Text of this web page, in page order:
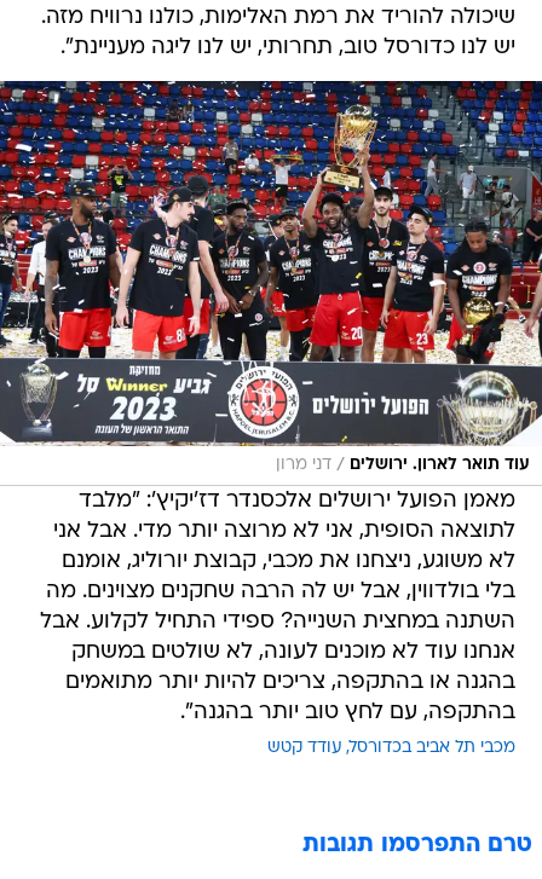
שיכולה להוריד את רמת האלימות, כולנו נרוויח מזה.
יש לנו כדורסל טוב, תחרותי, יש לנו ליגה מעניינת".
עוד תואר לארון. ירושלים / דני מרון
מאמן הפועל ירושלים אלכסנדר דז'יקיץ': "מלבד
לתוצאה הסופית, אני לא מרוצה יותר מדי. אבל אני
לא משוגע, ניצחנו את מכבי, קבוצת יורוליג, אומנם
בלי בולדווין, אבל יש לה הרבה שחקנים מצוינים. מה
השתנה במחצית השנייה? ספידי התחיל לקלוע. אבל
אנחנו עוד לא מוכנים לעונה, לא שולטים במשחק
בהגנה או בהתקפה, צריכים להיות יותר מתואמים
בהתקפה, עם לחץ טוב יותר בהגנה".
מכבי תל אביב בכדורסל עודד קטש
טרם התפרסמו תגובות